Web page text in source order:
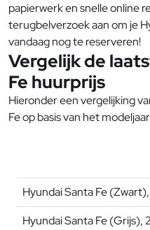
papierwerk en snelle online
terugbelverzoek aan om je
vandaag nog te reserveren!
Vergelijk de
Fe huurprijs
Hieronder een vergelijking
Fe op basis van het
Hyundai Santa Fe
Hyundai Santa Fe (Grijs),